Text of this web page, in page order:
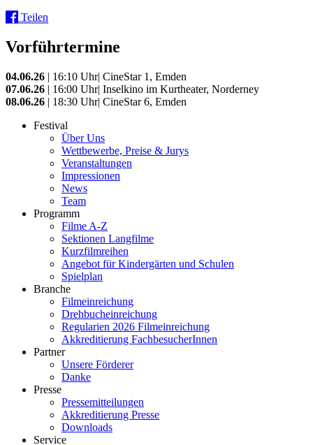
Teilen
Vorführtermine
04.06.26 | 16:10 Uhr| CineStar 1, Emden
07.06.26 | 16:00 Uhr| Inselkino im Kurtheater, Norderney
08.06.26 | 18:30 Uhr| CineStar 6, Emden
Festival
Über Uns
Wettbewerbe, Preise & Jurys
Veranstaltungen
Impressionen
News
Team
Programm
Filme A-Z
Sektionen Langfilme
Kurzfilmreihen
Angebot für Kindergärten und Schulen
Spielplan
Branche
Filmeinreichung
Drehbucheinreichung
Regularien 2026 Filmeinreichung
Akkreditierung FachbesucherInnen
Partner
Unsere Förderer
Danke
Presse
Pressemitteilungen
Akkreditierung Presse
Downloads
Service